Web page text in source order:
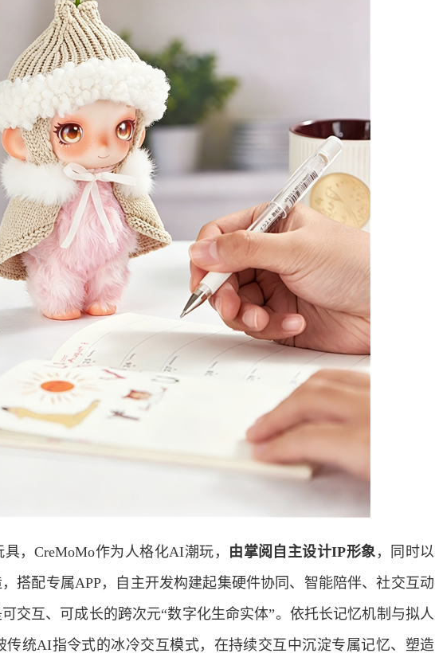
，CreMoMo作为人格化AI潮玩， 由掌阅自主设计IP形象 ，同时以
，搭配专属APP，自主开发构建起集硬件协同、智能陪伴、社交互动
交互、可成长的跨次元“数字化生命实体”。依托长记忆机制与拟人
传统AI指令式的冰冷交互模式，在持续交互中沉淀专属记忆、塑造